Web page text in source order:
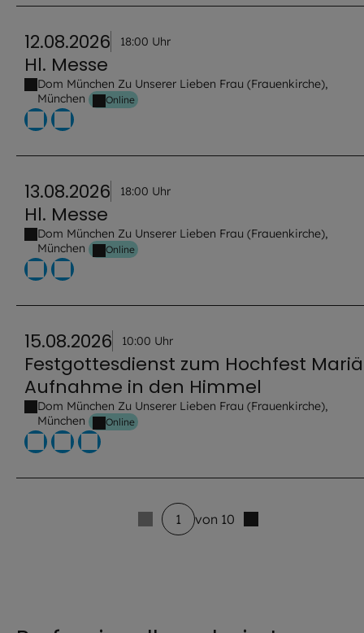
12.08.2026 18:00 Uhr
Hl. Messe
Dom München Zu Unserer Lieben Frau (Frauenkirche),
München
Online
13.08.2026 18:00 Uhr
Hl. Messe
Dom München Zu Unserer Lieben Frau (Frauenkirche),
München
Online
15.08.2026 10:00 Uhr
Festgottesdienst zum Hochfest Mariä
Aufnahme in den Himmel
Dom München Zu Unserer Lieben Frau (Frauenkirche),
München
Online
1 von 10